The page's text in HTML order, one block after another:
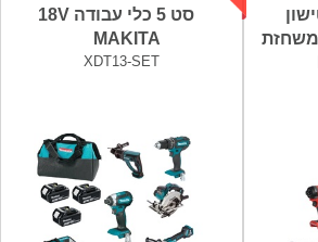
סט 5 כלי עבודה 18V
MAKITA
XDT13-SET